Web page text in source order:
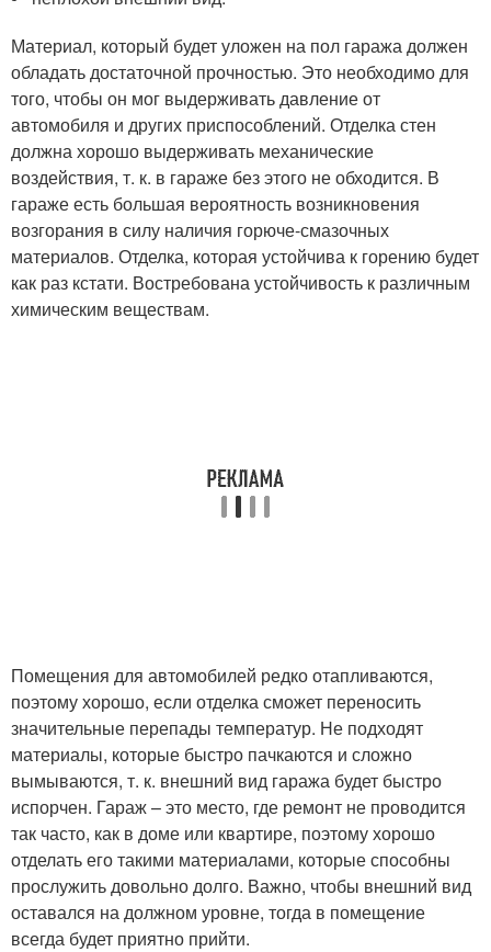
Материал, который будет уложен на пол гаража должен
обладать достаточной прочностью. Это необходимо для
того, чтобы он мог выдерживать давление от
автомобиля и других приспособлений. Отделка стен
должна хорошо выдерживать механические
воздействия, т. к. в гараже без этого не обходится. В
гараже есть большая вероятность возникновения
возгорания в силу наличия горюче-смазочных
материалов. Отделка, которая устойчива к горению будет
как раз кстати. Востребована устойчивость к различным
химическим веществам.
Помещения для автомобилей редко отапливаются,
поэтому хорошо, если отделка сможет переносить
значительные перепады температур. Не подходят
материалы, которые быстро пачкаются и сложно
вымываются, т. к. внешний вид гаража будет быстро
испорчен. Гараж – это место, где ремонт не проводится
так часто, как в доме или квартире, поэтому хорошо
отделать его такими материалами, которые способны
прослужить довольно долго. Важно, чтобы внешний вид
оставался на должном уровне, тогда в помещение
всегда будет приятно прийти.